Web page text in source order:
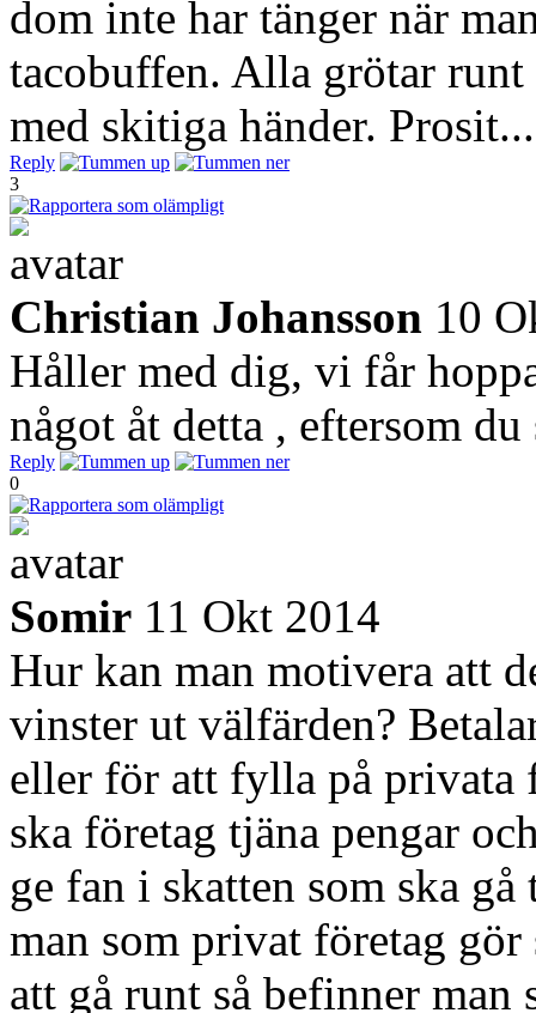
dom inte har tänger när
tacobuffen. Alla grötar runt
med skitiga händer. Prosit...
Reply
3
Christian Johansson 10
Håller med dig, vi får
något åt detta , eftersom
Reply
0
Somir 11 Okt 2014
Hur kan man motivera att
vinster ut välfärden?
eller för att fylla på privata
ska företag tjäna pengar
ge fan i skatten som ska
man som privat företag
att gå runt så befinner